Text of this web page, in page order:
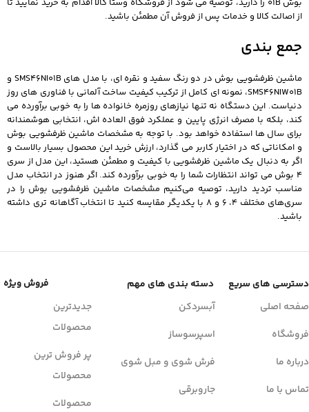
از اصالت کالا و خدمات پس از فروش آن مطمئن باشید.
جمع بندی
ماشین ظرفشویی بوش در دو رنگ سفید و نقره ای، با مدل های SMS46NI01B و
SMS46NIW01B، نمونه ای کامل از ترکیب کیفیت ساخت آلمانی با فناوری های روز
دنیاست. این دستگاه نه تنها نیازهای روزمره خانواده ها را به خوبی برآورده می
کند، بلکه با مصرف انرژی پایین و عملکرد فوق العاده اش، انتخابی هوشمندانه
برای سال ها استفاده خواهد بود. با توجه به مشخصات ماشین ظرفشویی بوش
و امکاناتی که در اختیار کاربر می گذارد، ارزش خرید این محصول بسیار بالاست و
اگر به دنبال یک ماشین ظرفشویی با کیفیت و مطمئن هستید، این مدل از سری
4 بوش می تواند انتظارات شما را به خوبی برآورده کند. اگر هنوز در انتخاب مدل
مناسب تردید دارید، توصیه می‌کنیممشخصات ماشین ظرفشویی بوش را در
سری‌های مختلف ۴، ۶ و ۸ با یکدیگر مقایسه کنید تا انتخاب آگاهانه تری داشته
باشید.
دسترسی های سریع دسته بندی های مهم
فروش ویژه
صفحه اصلی
فروشگاه
درباره ما
تماس با ما
آبسردکن
اسپرسوساز
فرش شوی و مبل شوی
جاروبرقی
جدیدترین
محصولات
پر فروش ترین
محصولات
محصولات